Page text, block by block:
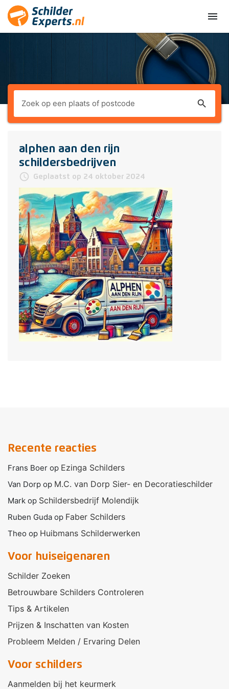
menu
search
alphen aan den rijn
schildersbedrijven
access_time Geplaatst op 24 oktober 2024
Recente reacties
Frans Boer op Ezinga Schilders
Van Dorp op M.C. van Dorp Sier- en Decoratieschilder
Mark op Schildersbedrijf Molendijk
Ruben Guda op Faber Schilders
Theo op Huibmans Schilderwerken
Voor huiseigenaren
Schilder Zoeken
Betrouwbare Schilders Controleren
Tips & Artikelen
Prijzen & Inschatten van Kosten
Probleem Melden / Ervaring Delen
Voor schilders
Aanmelden bij het keurmerk